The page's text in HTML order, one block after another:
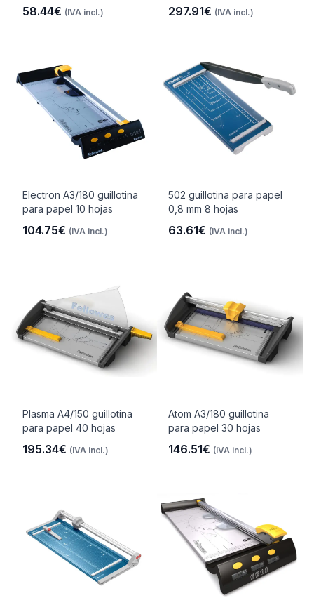
58.44€ (IVA incl.) 297.91€ (IVA incl.)
Electron A3/180 guillotina
para papel 10 hojas
104.75€ (IVA incl.)
502 guillotina para papel
0,8 mm 8 hojas
63.61€ (IVA incl.)
Plasma A4/150 guillotina
para papel 40 hojas
195.34€ (IVA incl.)
Atom A3/180 guillotina
para papel 30 hojas
146.51€ (IVA incl.)